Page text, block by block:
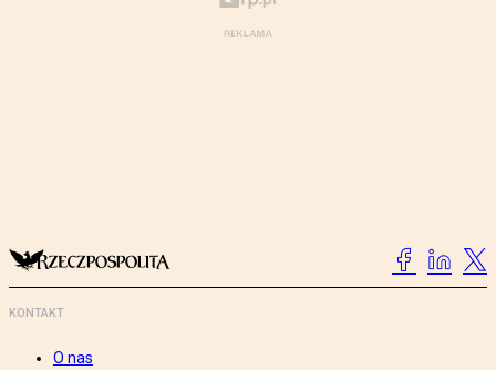
KONTAKT
O nas